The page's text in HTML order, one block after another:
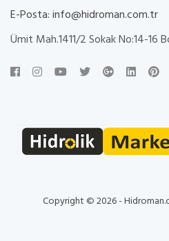
E-Posta:info@hidroman.com.tr
Ümit Mah.1411/2 Sokak No:14-16
Copyright © 2026 -